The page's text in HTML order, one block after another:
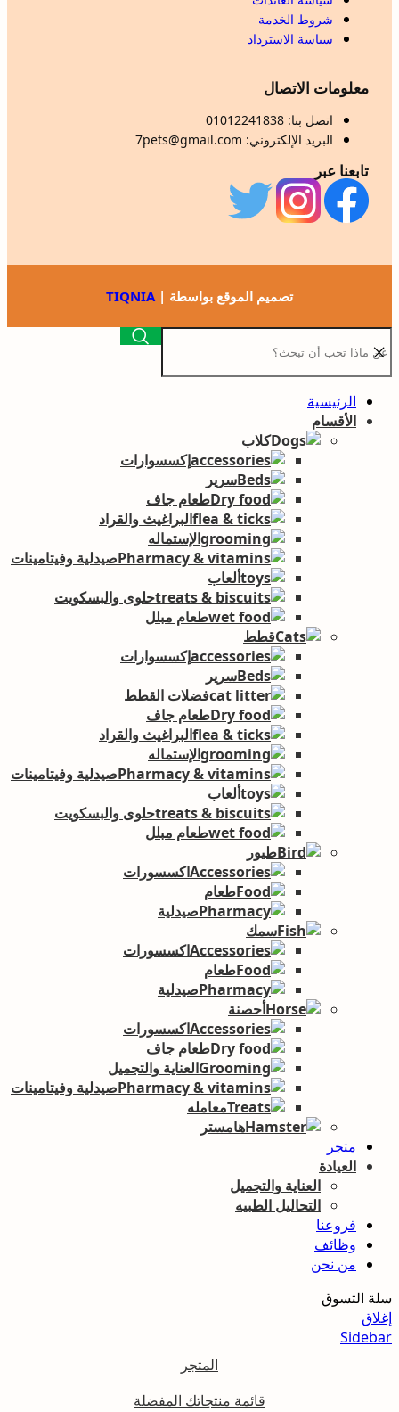
شروط الخدمة
سياسة الاسترداد
معلومات الاتصال
اتصل بنا: 01012241838
البريد الإلكتروني: 7pets@gmail.com
تابعنا عبر
تصميم الموقع بواسطة |TIQNIA
الرئيسية
الأقسام
كلاب
إكسسوارات
سرير
طعام جاف
البراغيث والقراد
الإستماله
صيدلية وفيتامينات
ألعاب
حلوى والبسكويت
طعام مبلل
قطط
إكسسوارات
سرير
فضلات القطط
طعام جاف
البراغيث والقراد
الإستماله
صيدلية وفيتامينات
ألعاب
حلوى والبسكويت
طعام مبلل
طيور
اكسسورات
طعام
صيدلية
سمك
اكسسورات
طعام
صيدلية
أحصنة
اكسسورات
طعام جاف
العناية والتجميل
صيدلية وفيتامينات
معامله
هامستر
متجر
العيادة
العناية والتجميل
التحاليل الطبيه
فروعنا
وظائف
من نحن
سلة التسوق
إغلاق
Sidebar
المتجر
قائمة منتجاتك المفضلة